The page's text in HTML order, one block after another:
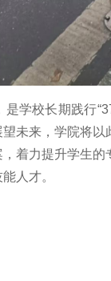
学校长期践行
未来，学院将
着力提升学生
人才。